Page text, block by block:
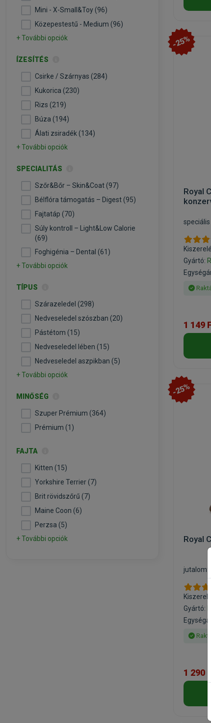
-25%
Royal
Gyártó:
1 149
-25%
Royal
Gyártó:
1 290 Ft
Mini - X-Small&Toy (96)
Közepestestű - Medium (96)
+ További opciók
ÍZESÍTÉS
Csirke / Szárnyas (284)
Kukorica (230)
Rizs (219)
Búza (194)
Álati zsiradék (134)
+ További opciók
SPECIALITÁS
Szőr&Bőr – Skin&Coat (97)
Bélflóra támogatás – Digest (95)
Fajtatáp (70)
Súly kontroll – Light&Low Calorie
(69)
Foghigénia – Dental (61)
+ További opciók
TÍPUS
Szárazeledel (298)
Nedveseledel szószban (20)
Pástétom (15)
Nedveseledel lében (15)
Nedveseledel aszpikban (5)
+ További opciók
MINŐSÉG
Szuper Prémium (364)
Prémium (1)
FAJTA
Kitten (15)
Yorkshire Terrier (7)
Brit rövidszőrű (7)
Maine Coon (6)
Perzsa (5)
+ További opciók